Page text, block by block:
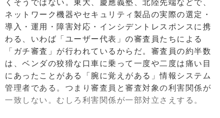
ネットワーク機器やセキュリティ製品の実際の選定・
導入・運用・障害対応・インシデントレスポンスに携
わる、いわば「ユーザー代表」の審査員たちによる
「ガチ審査」が行われているからだ。審査員の約半数
は、ベンダの狡猾な口車に乗って一度や二度は痛い目
にあったことがある「腕に覚えがある」情報システム
管理者である。つまり審査員と審査対象の利害関係が
一致しない。むしろ利害関係が一部対立さえする。